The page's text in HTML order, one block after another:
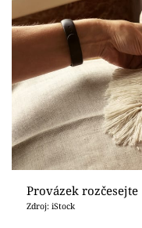
Provázek rozčesejte
Zdroj: iStock